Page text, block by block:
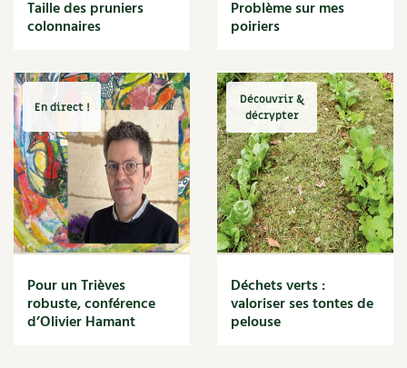
Cuisine saine
Décoration
DIY
Eau
Énergie
Enfants
Expérimentation
Fleur
Jardin bio
Légumes
Légumineuse
Maïs doux
Maison saine
Taille des pruniers
colonnaires
Problème sur mes
poiriers
En direct !
Pour un Trièves
robuste, conférence
d’Olivier Hamant
Découvrir &
décrypter
Déchets verts :
valoriser ses tontes de
pelouse